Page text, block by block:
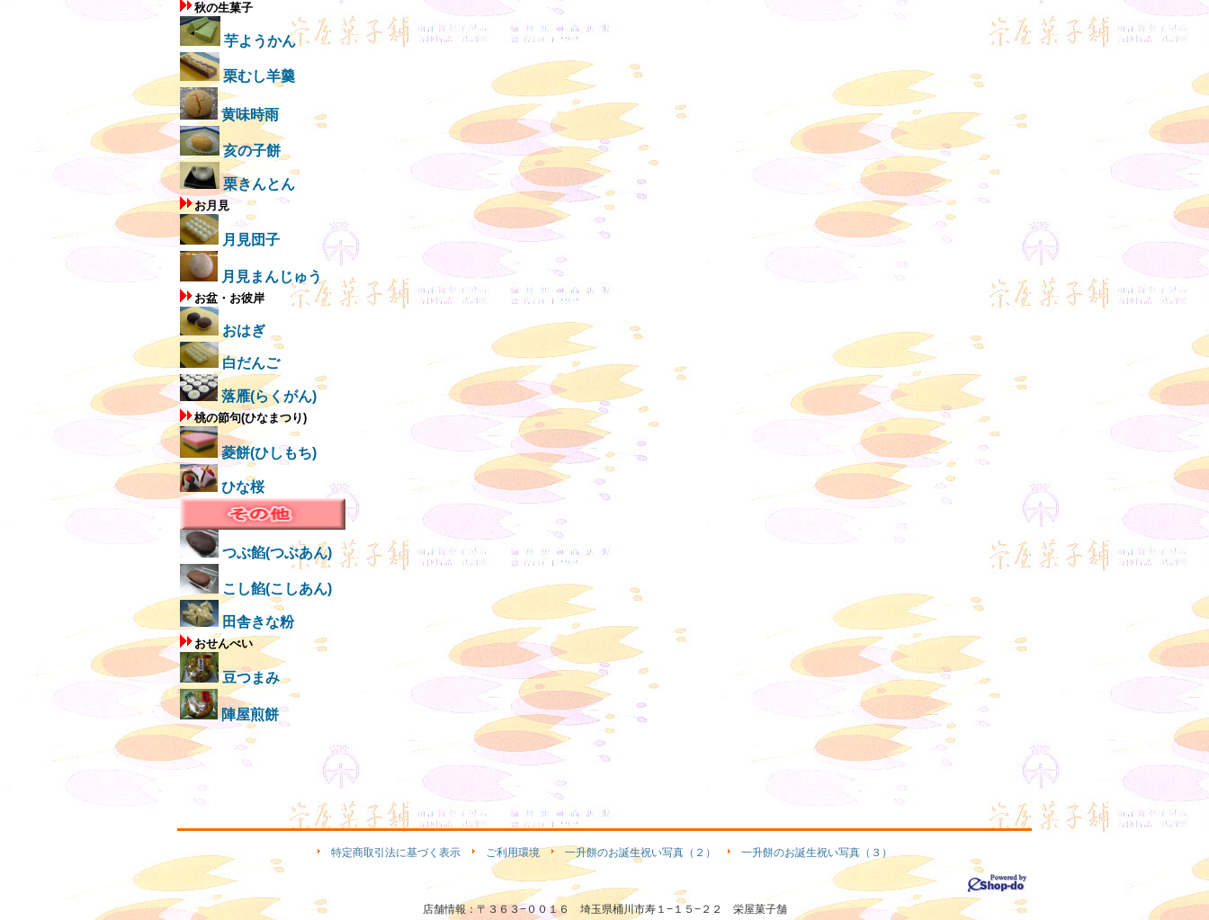
秋の生菓子
芋ようかん
栗むし羊羹
黄味時雨
亥の子餅
栗きんとん
お月見
月見団子
月見まんじゅう
お盆・お彼岸
おはぎ
白だんご
落雁(らくがん)
桃の節句(ひなまつり)
菱餅(ひしもち)
ひな桜
つぶ餡(つぶあん)
こし餡(こしあん)
田舎きな粉
おせんべい
豆つまみ
陣屋煎餅
特定商取引法に基づく表示 ご利用環境 一升餅のお誕生祝い写真（２） 一升餅のお誕生祝い写真（３）
店舗情報：〒３６３−００１６ 埼玉県桶川市寿１−１５−２２ 栄屋菓子舗